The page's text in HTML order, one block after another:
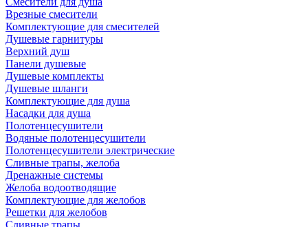
Врезные смесители
Комплектующие для смесителей
Душевые гарнитуры
Верхний душ
Панели душевые
Душевые комплекты
Душевые шланги
Комплектующие для душа
Насадки для душа
Полотенцесушители
Водяные полотенцесушители
Полотенцесушители электрические
Сливные трапы, желоба
Дренажные системы
Желоба водоотводящие
Комплектующие для желобов
Решетки для желобов
Сливные трапы